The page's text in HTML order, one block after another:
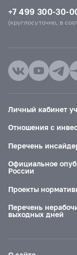
+7 499 300-30-
(круглосуточно, в
Личный кабинет
Отношения с
Перечень
Официальное
России
Проекты
Перечень
выходных дней